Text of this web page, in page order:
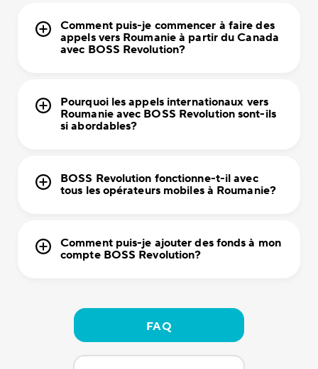
Comment puis-je commencer à faire des
appels vers Roumanie à partir du Canada
avec BOSS Revolution?
Pourquoi les appels internationaux vers
Roumanie avec BOSS Revolution sont-ils
si abordables?
BOSS Revolution fonctionne-t-il avec
tous les opérateurs mobiles à Roumanie?
Comment puis-je ajouter des fonds à mon
compte BOSS Revolution?
FAQ